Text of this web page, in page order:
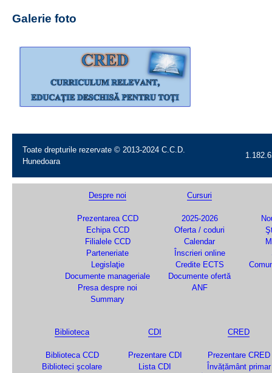
Galerie foto
Toate drepturile rezervate © 2013-2024 C.C.D.
Hunedoara
Despre noi
Prezentarea CCD
Echipa CCD
Filialele CCD
Parteneriate
Legislaţie
Documente manageriale
Presa despre noi
Summary
Cursuri
2025-2026
Oferta / coduri
Calendar
Înscrieri online
Credite ECTS
Documente ofertă
ANF
Biblioteca
Biblioteca CCD
Biblioteci şcolare
CDI
Prezentare CDI
Lista CDI
CRED
Prezentare CRED
Învățământ primar